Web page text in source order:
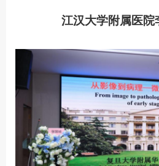
江汉大学附属医院